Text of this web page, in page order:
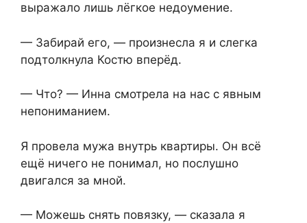
выражало лишь лёгкое недоумение.
— Забирай его, — произнесла я и слегка
подтолкнула Костю вперёд.
— Что? — Инна смотрела на нас с явным
непониманием.
Я провела мужа внутрь квартиры. Он всё
ещё ничего не понимал, но послушно
двигался за мной.
— Можешь снять повязку, — сказала я